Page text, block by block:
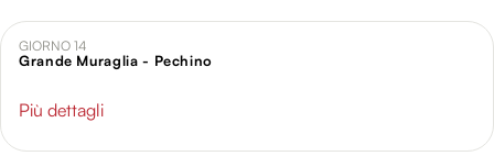
GIORNO 14
Grande Muraglia - Pechino
Più dettagli